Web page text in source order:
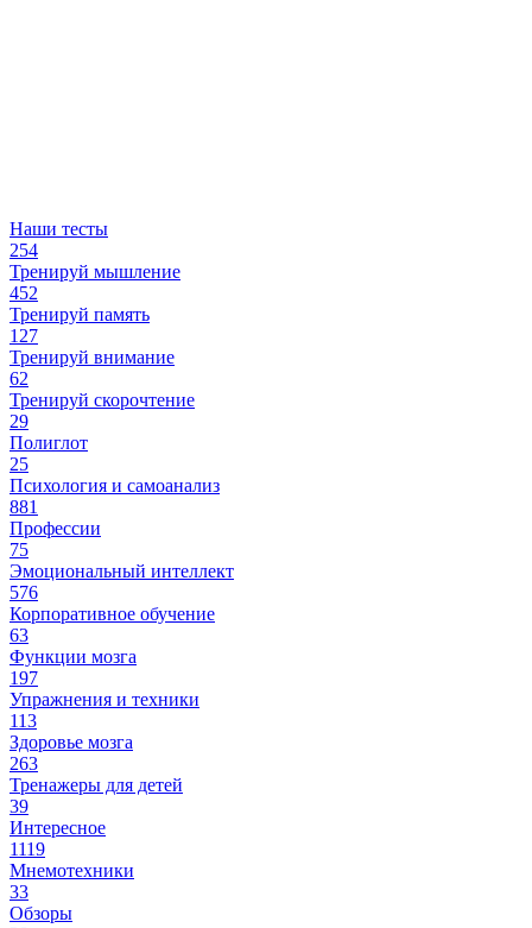
Наши тесты
254
Тренируй мышление
452
Тренируй память
127
Тренируй внимание
62
Тренируй скорочтение
29
Полиглот
25
Психология и самоанализ
881
Профессии
75
Эмоциональный интеллект
576
Корпоративное обучение
63
Функции мозга
197
Упражнения и техники
113
Здоровье мозга
263
Тренажеры для детей
39
Интересное
1119
Мнемотехники
33
Обзоры